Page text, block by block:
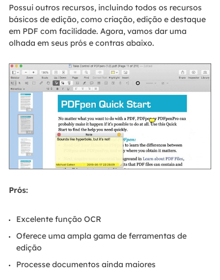
Possui outros recursos, incluindo todos os recursos
básicos de edição, como criação, edição e destaque
em PDF com facilidade. Agora, vamos dar uma
olhada em seus prós e contras abaixo.
Prós:
Excelente função OCR
Oferece uma ampla gama de ferramentas de
edição
Processe documentos ainda maiores